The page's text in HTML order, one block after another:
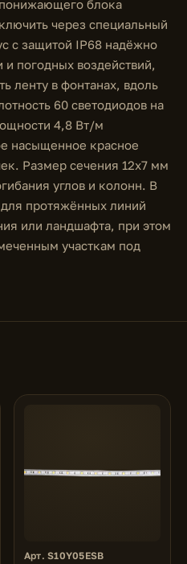
блока
через специальный
с защитой IP68 надёжно
и погодных воздействий,
ленту в фонтанах, вдоль
60 светодиодов на
4,8 Вт/м
насыщенное красное
Размер сечения 12x7 мм
углов и колонн. В
протяжённых линий
или ландшафта, при этом
участкам под
Арт. S10Y05ESB